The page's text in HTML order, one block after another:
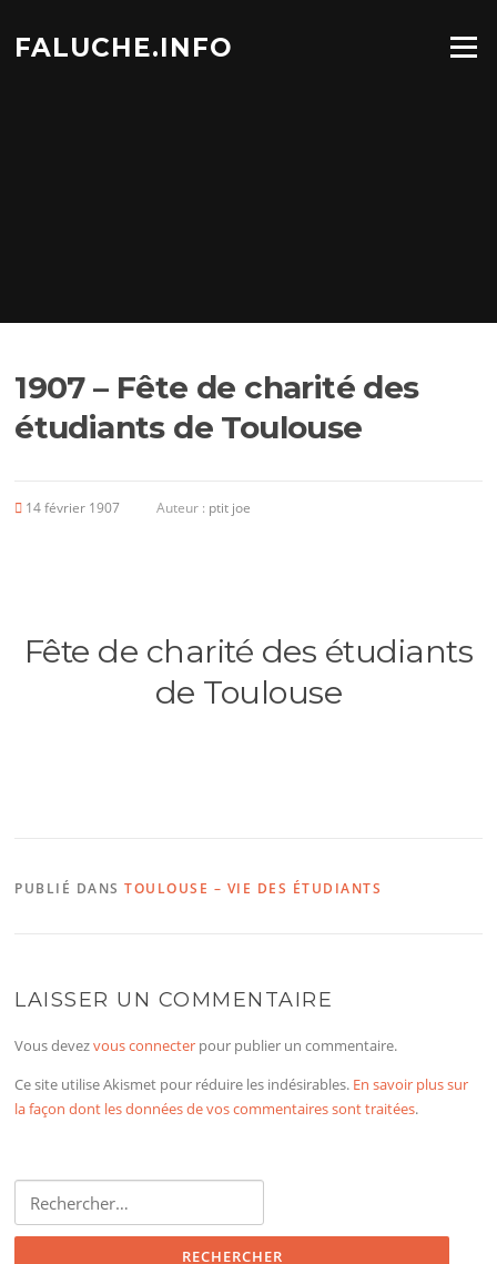
contenu
FALUCHE.INFO Menu
1907 – Fête de charité des
étudiants de Toulouse
14 février 1907 Auteur : ptit joe
Fête de charité des étudiants
de Toulouse
PUBLIÉ DANSTOULOUSE – VIE DES ÉTUDIANTS
LAISSER UN COMMENTAIRE
Vous devezvous connecter pour publier un commentaire.
Ce site utilise Akismet pour réduire les indésirables. En savoir plus sur
la façon dont les données de vos commentaires sont traitées.